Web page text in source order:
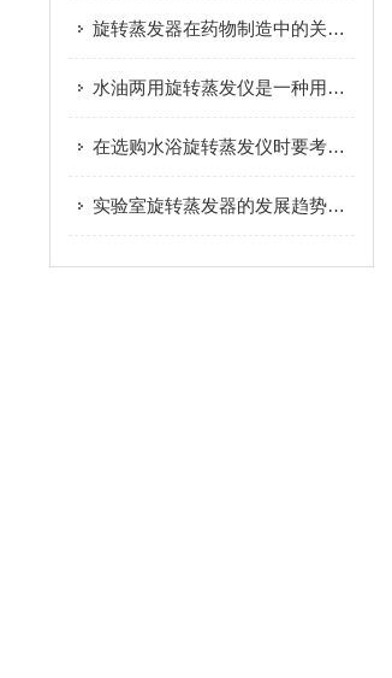
旋转蒸发器在药物制造中的关键作用与发展趋势
水油两用旋转蒸发仪是一种用于分离和浓缩液体混合物的实验仪器
在选购水浴旋转蒸发仪时要考虑这些因素
实验室旋转蒸发器的发展趋势及未来展望